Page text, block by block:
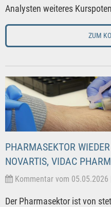
Analysten weiteres
ZUM
PHARMASEKTOR
NOVARTIS, VIDAC
Kommentar vom 05.05.2026
Der Pharmasektor ist von